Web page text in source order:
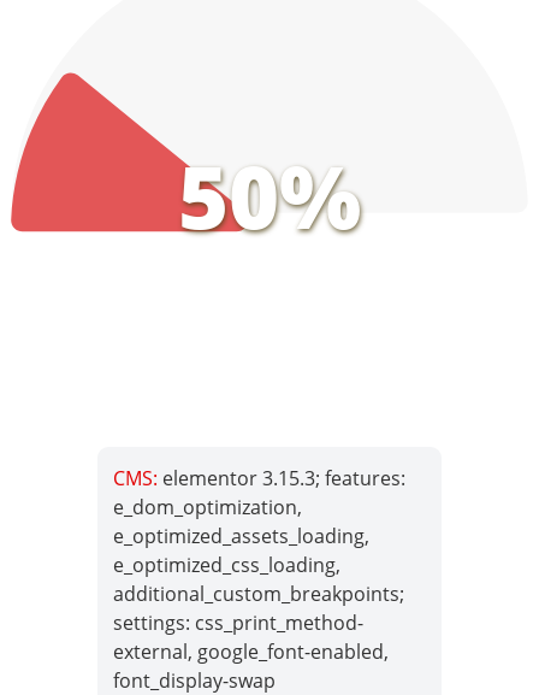
50%
CMS: elementor 3.15.3; features:
e_dom_optimization,
e_optimized_assets_loading,
e_optimized_css_loading,
additional_custom_breakpoints;
settings: css_print_method-
external, google_font-enabled,
font_display-swap